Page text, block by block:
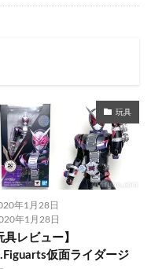
玩具
年1月28日
年1月28日
具レビュー】
仮面ライダージ